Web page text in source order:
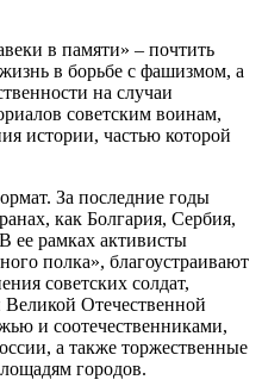
в памяти» – почтить
в борьбе с фашизмом, а
на случаи
советским воинам,
истории, частью которой
За последние годы
как Болгария, Сербия,
ее рамках активисты
полка», благоустраивают
советских солдат,
Отечественной
и соотечественниками,
а также торжественные
городов.